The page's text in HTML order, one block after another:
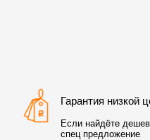
Гарантия низкой
Если найдёте
спец предложение